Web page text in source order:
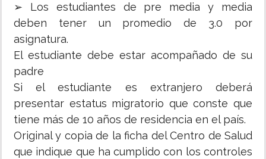
➢ Los estudiantes de pre media y media
deben tener un promedio de 3.0 por
asignatura.
El estudiante debe estar acompañado de su
padre
Si el estudiante es extranjero deberá
presentar estatus migratorio que conste que
tiene más de 10 años de residencia en el país.
Original y copia de la ficha del Centro de Salud
que indique que ha cumplido con los controles